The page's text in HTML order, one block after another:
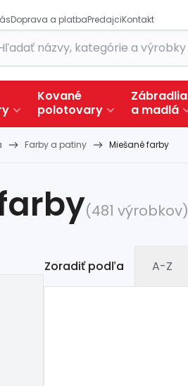
Doprava a platbaPredajciKontakt
Kované
polotovary
Zábradlia
a madlá
Farby a patiny Miešané farby
(481 výrobkov)
Zoradiť podľa A-Z